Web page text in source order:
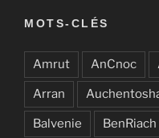
MOTS-CLÉS
Amrut AnCnoc
Arran
Balvenie BenRiach